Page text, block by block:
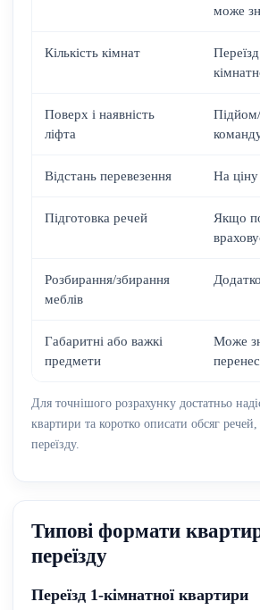
може
Кількість кімнат
Поверх і наявність
ліфта
Підйом/
Відстань перевезення На
Підготовка речей
Якщо
Розбирання/збирання
меблів
Габаритні або важкі
предмети
Може
Для точнішого розрахунку достатньо
квартири та коротко описати обсяг речей,
переїзду.
Типові формати
переїзду
Переїзд 1-кімнатної квартири